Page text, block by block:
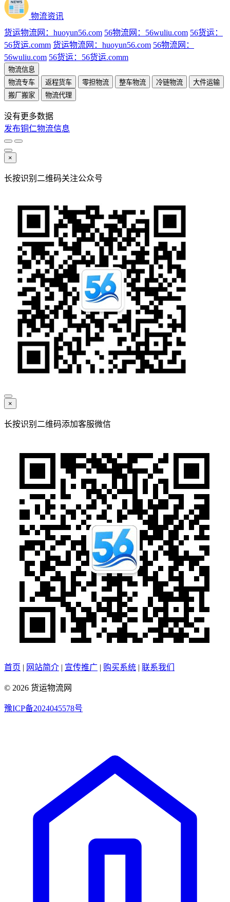
物流资讯
货运物流网：huoyun56.com 56物流网：56wuliu.com 56货运：
56货运.comm 货运物流网：huoyun56.com 56物流网：
56wuliu.com 56货运：56货运.comm
物流信息
物流专车
返程货车 零担物流 整车物流 冷链物流
大件运输
搬厂搬家
物流代理
没有更多数据
发布铜仁物流信息
×
长按识别二维码关注公众号
×
长按识别二维码添加客服微信
首页 | 网站简介 | 宣传推广 | 购买系统 | 联系我们
© 2026 货运物流网
豫ICP备2024045578号